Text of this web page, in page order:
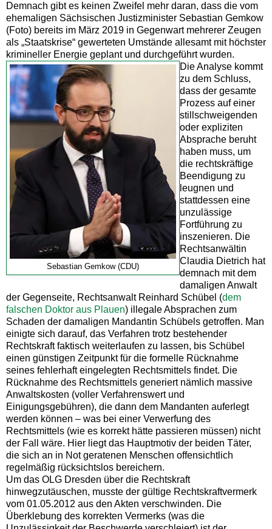
Demnach gibt es keinen Zweifel mehr daran, dass die vom
ehemaligen Sächsischen Justizminister Sebastian Gemkow
(Foto) bereits im März 2019 in Gegenwart mehrerer Zeugen
als „Staatskrise“ gewerteten Umstände allesamt mit höchster
krimineller Energie geplant und durchgeführt wurden.
Sebastian Gemkow (CDU)
Die Analyse kommt
zu dem Schluss,
dass der gesamte
Prozess auf einer
stillschweigenden
oder expliziten
Absprache beruht
haben muss, um
die rechtskräftige
Beendigung zu
leugnen und
stattdessen eine
unzulässige
Fortführung zu
inszenieren. Die
Rechtsanwältin
Claudia Dietrich hat
demnach mit dem
damaligen Anwalt
der Gegenseite, Rechtsanwalt Reinhard Schübel (dem
falschen Doktor aus Plauen) illegale Absprachen zum
Schaden der damaligen Mandantin Schübels getroffen. Man
einigte sich darauf, das Verfahren trotz bestehender
Rechtskraft faktisch weiterlaufen zu lassen, bis Schübel
einen günstigen Zeitpunkt für die formelle Rücknahme
seines fehlerhaft eingelegten Rechtsmittels findet. Die
Rücknahme des Rechtsmittels generiert nämlich massive
Anwaltskosten (voller Verfahrenswert und
Einigungsgebühren), die dann dem Mandanten auferlegt
werden können – was bei einer Verwerfung des
Rechtsmittels (wie es korrekt hätte passieren müssen) nicht
der Fall wäre. Hier liegt das Hauptmotiv der beiden Täter,
die sich an in Not geratenen Menschen offensichtlich
regelmäßig rücksichtslos bereichern.
Um das OLG Dresden über die Rechtskraft
hinwegzutäuschen, musste der gültige Rechtskraftvermerk
vom 01.05.2012 aus den Akten verschwinden. Die
Überklebung des korrekten Vermerks (was die